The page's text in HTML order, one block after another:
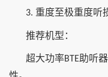
3. 重度至极重度听
推荐机型：
超大功率BTE助听